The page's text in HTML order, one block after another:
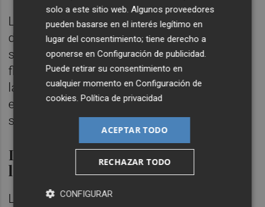
Las velocidades que toma el agua, los picos
de caudal y el transporte significativo de
sedimentos y detritos eleva la densidad del
flujo hídrico y, según el catedrático, favorece
la flotabilidad y arrastre de objetos que
encuentra al paso de la riada, como pueden
ser los vehículos.
La limpieza de sedimentos, uno de
los principales costes
La suma de estas características provoca
solo a este sitio web. Algunos proveedores
pueden basarse en el interés legítimo en
lugar del consentimiento; tiene derecho a
oponerse enConfiguración de publicidad
Puede retirar su consentimiento en
cualquier momento enConfiguración de
cookies .Política de privacidad
ACEPTAR TODO
RECHAZAR TODO
CONFIGURAR